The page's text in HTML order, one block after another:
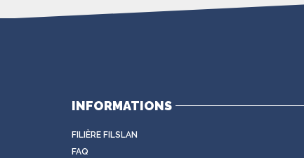
INFORMATIONS
FILIÈRE FILSLAN
FAQ